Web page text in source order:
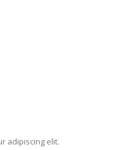
adipiscing elit.